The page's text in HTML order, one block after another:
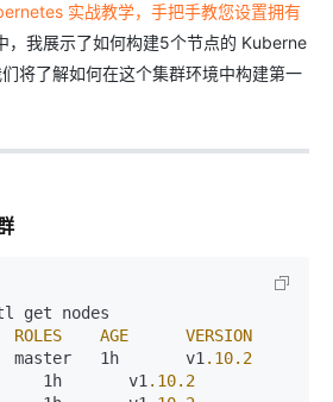
实战教学，手把手教您设置拥有
，我展示了如何构建5个节点的 Kuberne
将了解如何在这个集群环境中构建第一
ROLES AGE
VERSION
master   1h       v1
.10.2
1h       v1
.10.2